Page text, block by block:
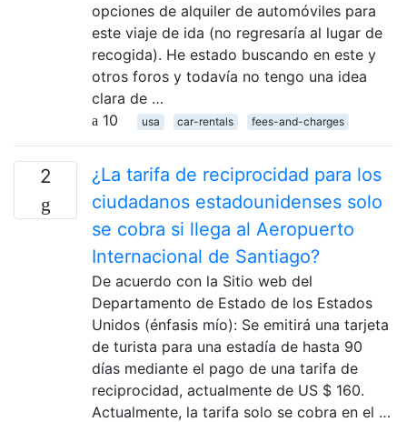
opciones de alquiler de automóviles para
este viaje de ida (no regresaría al lugar de
recogida). He estado buscando en este y
otros foros y todavía no tengo una idea
clara de …
10
usa car-rentals fees-and-charges
2
¿La tarifa de reciprocidad para los
ciudadanos estadounidenses solo
se cobra si llega al Aeropuerto
Internacional de Santiago?
De acuerdo con la Sitio web del
Departamento de Estado de los Estados
Unidos (énfasis mío): Se emitirá una tarjeta
de turista para una estadía de hasta 90
días mediante el pago de una tarifa de
reciprocidad, actualmente de US $ 160.
Actualmente, la tarifa solo se cobra en el …